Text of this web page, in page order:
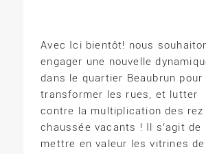
Avec Ici bientôt! nous
engager une nouvelle
dans le quartier Beaubrun pour
transformer les rues, et lutter
contre la multiplication des rez
chaussée vacants ! Il s’agit de
mettre en valeur les vitrines de